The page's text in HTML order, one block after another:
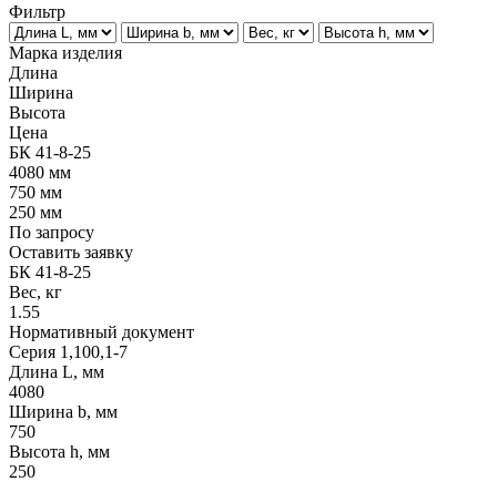
Фильтр
Марка изделия
Длина
Ширина
Высота
Цена
БК 41-8-25
4080 мм
750 мм
250 мм
По запросу
Оставить заявку
БК 41-8-25
Вес, кг
1.55
Нормативный документ
Серия 1,100,1-7
Длина L, мм
4080
Ширина b, мм
750
Высота h, мм
250